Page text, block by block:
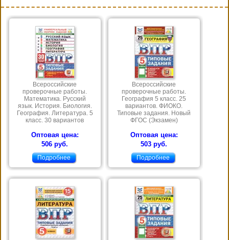
Всероссийские
проверочные работы.
Математика. Русский
язык. История. Биология.
География. Литература. 5
класс. 30 вариантов
Оптовая цена:
506 руб.
Подробнее
Всероссийские
проверочные работы.
География 5 класс. 25
вариантов. ФИОКО.
Типовые задания. Новый
ФГОС (Экзамен)
Оптовая цена:
503 руб.
Подробнее